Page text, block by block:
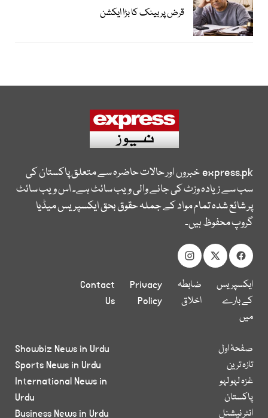
قرض پر بینک کا بڑا ایکشن
express.pkخبروں اور حالات حاضرہ سے متعلق پاکستان کی
سب سے زیادہ وزٹ کی جانے والی ویب سائٹ ہے۔ اس ویب سائٹ
پر شائع شدہ تمام مواد کے جملہ حقوق بحق ایکسپریس میڈیا
گروپ محفوظ ہیں۔
ایکسپریس
کے بارے
میں
ضابطہ
اخلاق
Privacy
Policy
Contact
Us
صفحۂ اول
تازہ ترین
غزہ لہو لہو
پاکستان
انٹر نیشنل
Showbiz News in Urdu
Sports News in Urdu
International News in
Urdu
Business News in Urdu